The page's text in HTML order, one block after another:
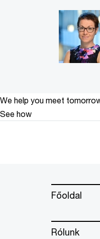
We help you meet
See how
Főoldal
Rólunk